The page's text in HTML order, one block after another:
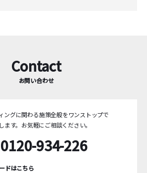
Contact
お問い合わせ
ングに関わる施策全般をワンストップで
ます。 お気軽にご相談ください。
0120-934-226
ドはこちら